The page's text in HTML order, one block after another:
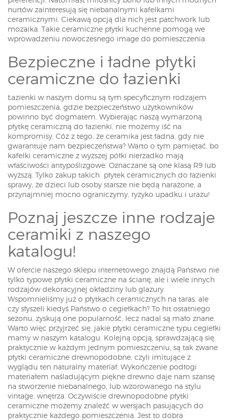
nurtów zainteresują się niebanalnymi kafelkami
ceramicznymi. Ciekawą opcją dla nich jest patchwork lub
mozaika. Takie ceramiczne płytki kuchenne pomogą we
wprowadzeniu nowoczesnego image do pomieszczenia.
Bezpieczne i ładne płytki
ceramiczne do łazienki
Łazienki w naszym domu są tym specyficznym rodzajem
pomieszczenia, gdzie bezpieczeństwo użytkowników
powinno być dogmatem. Wybierając naszą wymarzoną
płytkę ceramiczną do łazienki, nie możemy iść na
kompromisy. Cóż z tego, że ceramika jest ładna, gdy nie
gwarantuje nam bezpieczeństwa? Warto o tym pamiętać, bo
kafelki ceramiczne z wyższej półki nierzadko mają
właściwości antypoślizgowe. Oznaczane są one klasą R9 lub
wyższą. Tylko zakup takich płytek ceramicznych do łazienki
sprawy, że dzieci lub osoby starsze nie będą narażone, a
przynajmniej mocno ograniczymy, ryzyko upadku i urazu!
Poznaj jeszcze inne rodzaje
ceramiki z naszego
katalogu!
W ofercie naszego sklepu internetowego znajdą Państwo nie
tylko typowe płytki ceramiczne na ścianę, ale i wiele innych
rodzajów dekoracyjnej okładziny lub glazury.
Wspomnieliśmy już o płytkach ceramicznych na taras, ale
czy słyszeli kiedyś Państwo o cegiełkach? To hit ostatniego
sezonu, zyskują one popularność, lecz nadal są mało znane.
Warto więc przyjrzeć się, jakie płytki ceramiczne typu cegiełki
mamy w naszym katalogu. Kolejną opcją, sprawdzającą się
praktycznie w każdym jednym pomieszczeniu, są tak zwane
płytki ceramiczne drewnopodobne, czyli imitujące z
wyglądu ten naturalny materiał. Wykończenie podłogi
materiałem naśladującym piękne drewno daje nam szansę
na stworzenie niebanalnego, lub wzorowanego na stylu
vintage, wnętrza. Oczywiście drewnopodobne płytki
ceramiczne możemy znaleźć w wersjach pasujących do
praktycznie każdego pomieszczenia. Jest to dobra